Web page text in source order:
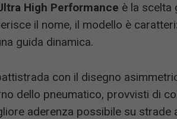
High Performance è la scelta
il nome, il modello è
guida dinamica.
con il disegno
dello pneumatico, provvisti di
aderenza possibile su